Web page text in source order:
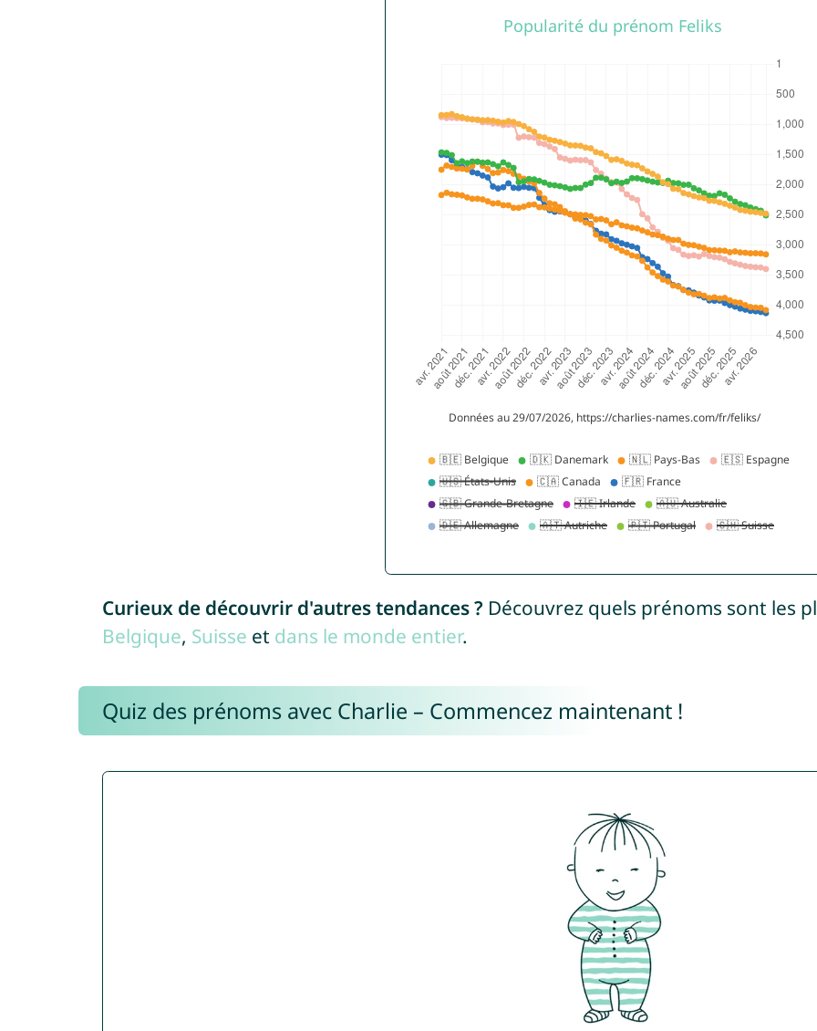
Curieux de découvrir d'autres tendances ? Découvrez quels prénoms sont les
Belgique, Suisse et dans le monde entier.
Quiz des prénoms avec Charlie – Commencez maintenant !